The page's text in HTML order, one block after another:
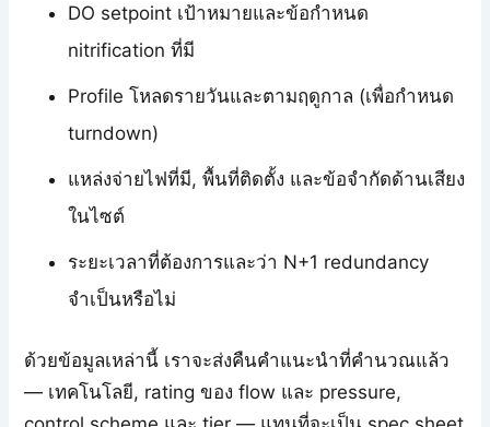
DO setpoint เป้าหมายและข้อกำหนด
nitrification ที่มี
Profile โหลดรายวันและตามฤดูกาล (เพื่อกำหนด
turndown)
แหล่งจ่ายไฟที่มี, พื้นที่ติดตั้ง และข้อจำกัดด้านเสียง
ในไซต์
ระยะเวลาที่ต้องการและว่า N+1 redundancy
จำเป็นหรือไม่
ด้วยข้อมูลเหล่านี้ เราจะส่งคืนคำแนะนำที่คำนวณแล้ว
— เทคโนโลยี, rating ของ flow และ pressure,